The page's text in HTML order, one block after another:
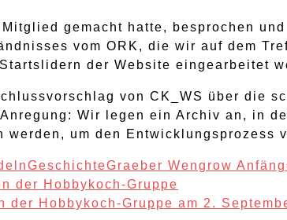
gemacht hatte, besprochen
vom ORK, die wir auf dem
der Website eingearbeitet
von CK_WS über die
Wir legen ein Archiv an, in
werden, um den Entwicklungsprozess
GeschichteGraeber Wengrow
der Hobbykoch-Gruppe
der Hobbykoch-Gruppe am 2.